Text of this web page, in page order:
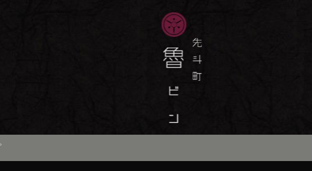
斗町の京料理・和
）」の公式ブログ
で美味しい季節の京料理・和食が自慢の「魯
いて最新情報をおとどけします。